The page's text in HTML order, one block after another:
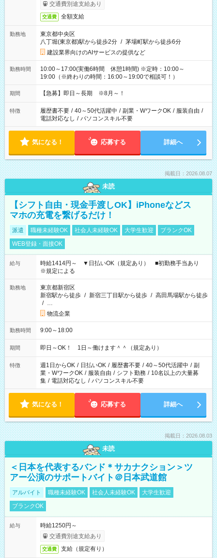
交通費別途支給あり
交通費 全額支給
勤務地
東京都中央区
八丁堀(東京都)駅から徒歩2分 / 茅場町駅から徒歩6分
建設業界向けのAIサービスの提供など
勤務時間
10:00～17:00(実働6時間 休憩1時間) ※定時：10:00～
19:00（※終わりの時間：16:00～19:00で相談可！）
期間 【急募】即日～長期 ※8月～！
特徴 履歴書不要 / 40～50代活躍中 / 副業・WワークOK / 服装自由 /
電話対応なし / パソコンスキル不要
気になる！ 応募する 詳細へ
掲載日：2026.08.07
未読
【シフト自由・現金手渡しOK】iPhoneなどス
マホの充電を繋げるだけ！
派遣 職種未経験OK 社会人未経験OK 大学生歓迎
ブランクOK
WEB登録・面接OK
給与
時給1414円～ ▼日払いOK（規定あり） ■初勤務手当あり
※規定による
勤務地
東京都新宿区
新宿駅から徒歩 / 新宿三丁目駅から徒歩 / 高田馬場駅から徒歩
/ …
物流企業
勤務時間 9:00～18:00
期間 即日～OK！ 1日～働けます＾＾（規定あり）
特徴 週1日からOK / 日払いOK / 履歴書不要 / 40～50代活躍中 / 副
業・WワークOK / 服装自由 / シフト勤務 / 10名以上の大量募
集 / 電話対応なし / パソコンスキル不要
気になる！ 応募する 詳細へ
掲載日：2026.08.03
未読
＜日本を代表するバンド＊サカナクション＞ツ
アー公演のサポートバイト＠日本武道館
アルバイト 職種未経験OK 社会人未経験OK
大学生歓迎
ブランクOK
給与
時給1250円～
交通費別途支給あり
交通費 支給（規定有り）